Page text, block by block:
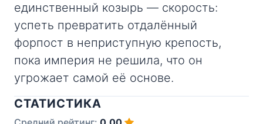
единственный козырь — скорость:
успеть превратить отдалённый
форпост в неприступную крепость,
пока империя не решила, что он
угрожает самой её основе.
СТАТИСТИКА